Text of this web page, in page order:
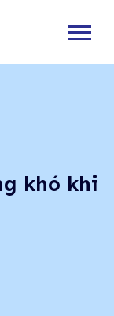
khó khi
phát